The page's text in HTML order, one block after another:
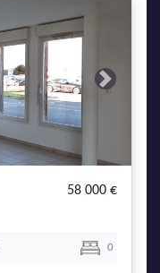
Next
58 000 €
0